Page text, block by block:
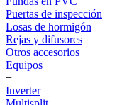
Puertas de inspección
Losas de hormigón
Rejas y difusores
Otros accesorios
Equipos
+
Inverter